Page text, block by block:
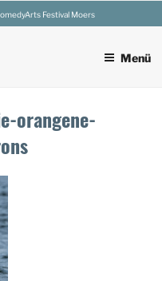
Festival Moers
Menü
orangene-